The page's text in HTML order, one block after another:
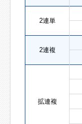
2連単
2連複
拡連複